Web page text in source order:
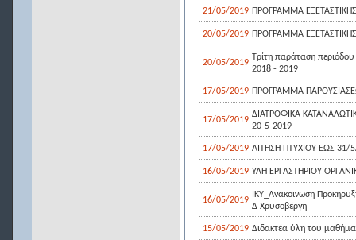
21/05/2019 ΠΡΟΓΡΑΜΜΑ
20/05/2019 ΠΡΟΓΡΑΜΜΑ
20/05/2019
Τρίτη παράταση
2018 - 2019
17/05/2019 ΠΡΟΓΡΑΜΜΑ
17/05/2019
ΔΙΑΤΡΟΦΙΚΑ
20-5-2019
17/05/2019 ΑΙΤΗΣΗ ΠΤΥΧΙΟΥ ΕΩΣ 31/
16/05/2019 ΥΛΗ ΕΡΓΑΣΤΗΡΙΟΥ
16/05/2019
ΙΚΥ_Ανακοινωση
Δ Χρυσοβέργη
15/05/2019 Διδακτέα ύλη του